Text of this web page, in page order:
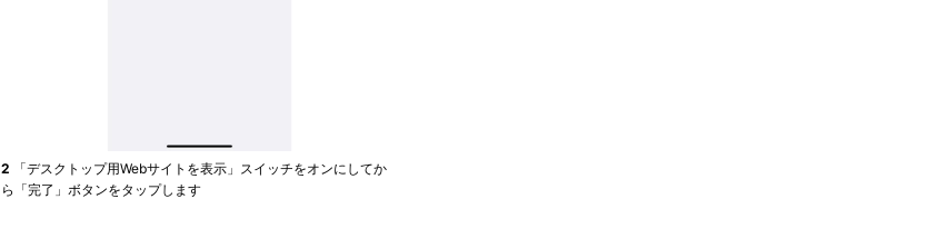
2 「デスクトップ用Webサイトを表示」スイッチをオンにしてか
ら「完了」ボタンをタップします